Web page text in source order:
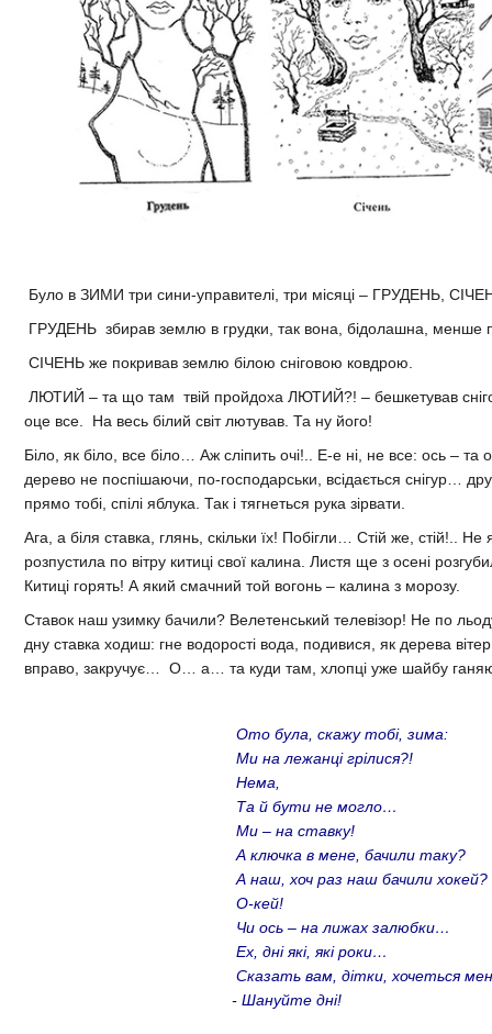
Було в ЗИМИ три сини-управителі, три місяці – ГРУДЕНЬ,
ГРУДЕНЬ збирав землю в грудки, так вона, бідолашна, менше
СІЧЕНЬ же покривав землю білою сніговою ковдрою.
ЛЮТИЙ – та що там твій пройдоха ЛЮТИЙ?! – бешкетував
оце все. На весь білий світ лютував. Та ну його!
Біло, як біло, все біло… Аж сліпить очі!.. Е-е ні, не все: ось –
дерево не поспішаючи, по-господарськи, всідається снігур…
прямо тобі, спілі яблука. Так і тягнеться рука зірвати.
Ага, а біля ставка, глянь, скільки їх! Побігли… Стій же, стій!.. Не
розпустила по вітру китиці свої калина. Листя ще з осені
Китиці горять! А який смачний той вогонь – калина з морозу.
Ставок наш узимку бачили? Велетенський телевізор! Не по
дну ставка ходиш: гне водорості вода, подивися, як дерева
вправо, закручує… О… а… та куди там, хлопці уже шайбу
Ото була, скажу тобі, зима:
Ми на лежанці грілися?!
Нема,
Та й бути не могло…
Ми – на ставку!
А ключка в мене, бачили таку?
А наш, хоч раз наш бачили хокей?
О-кей!
Чи ось – на лижах залюбки…
Ех, дні які, які роки…
Сказать вам, дітки, хочеться
- Шануйте дні!